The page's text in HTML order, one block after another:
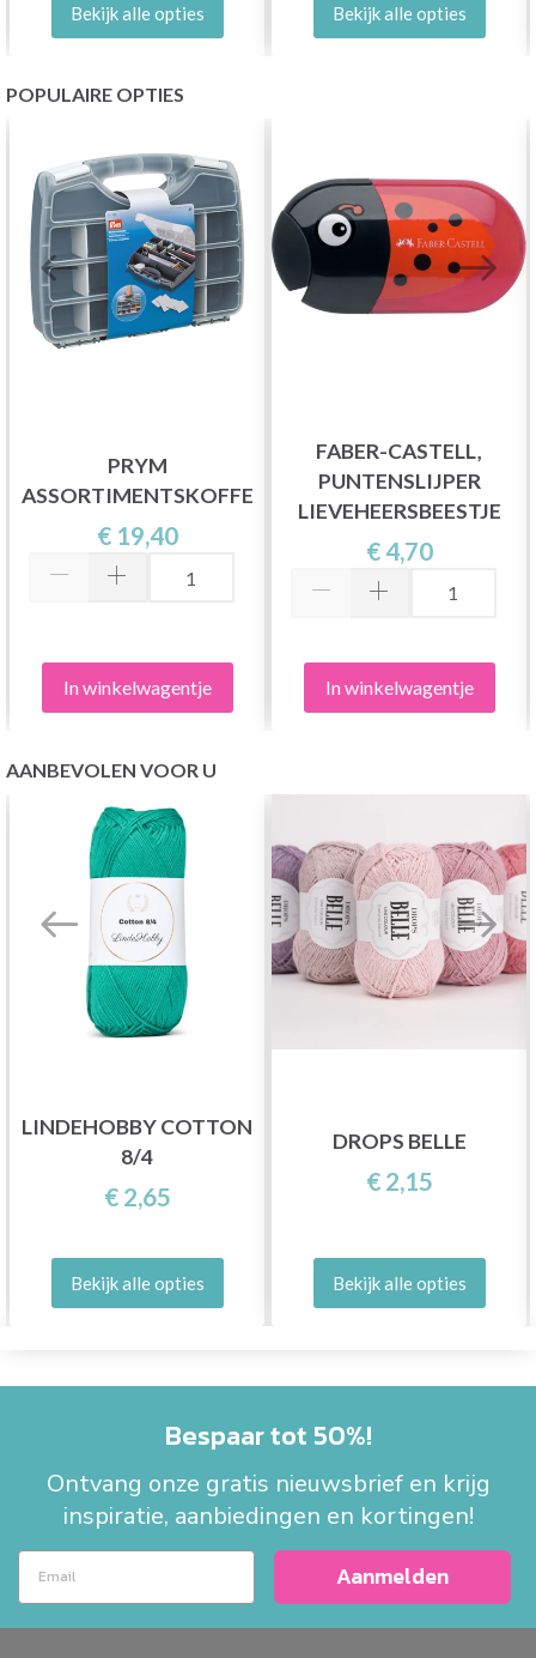
Bekijk alle opties Bekijk alle opties
POPULAIRE OPTIES
PRYM
ASSORTIMENTSKOFFER
€ 19,40
In winkelwagentje
FABER-CASTELL,
PUNTENSLIJPER
LIEVEHEERSBEESTJE
€ 4,70
In winkelwagentje
AANBEVOLEN VOOR U
LINDEHOBBY COTTON
8/4
€ 2,65
Bekijk alle opties
DROPS BELLE
€ 2,15
Bekijk alle opties
Bespaar tot 50%!
Ontvang onze gratis nieuwsbrief en krijg
inspiratie, aanbiedingen en kortingen!
Aanmelden